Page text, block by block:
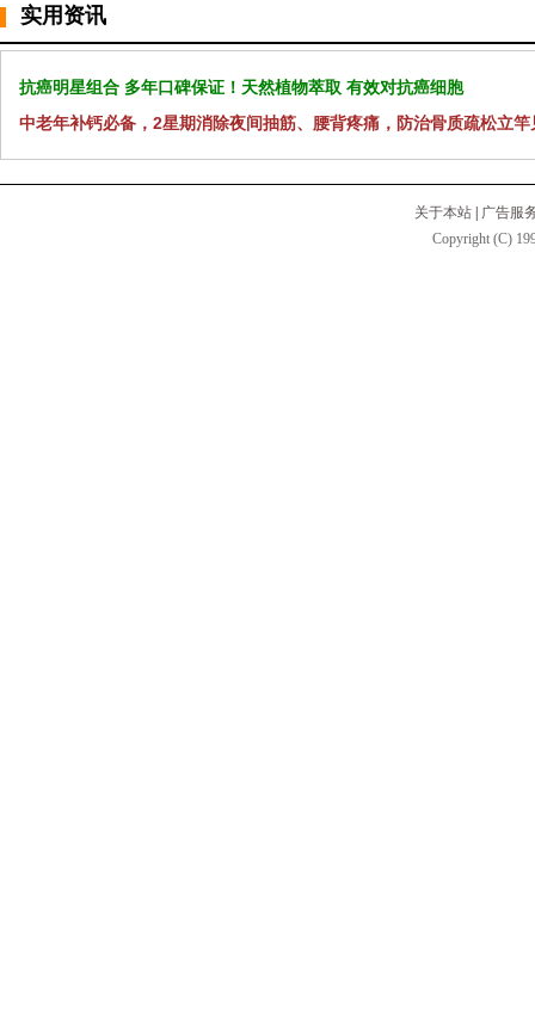
实用资讯
抗癌明星组合 多年口碑保证！天然植物萃取 有效对抗癌细胞
中老年补钙必备，2星期消除夜间抽筋、腰背疼痛，防治骨质疏松立竿
关于本站
广告服
Copyright (C)